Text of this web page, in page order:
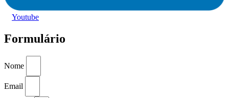
Youtube
Formulário
Nome
Email